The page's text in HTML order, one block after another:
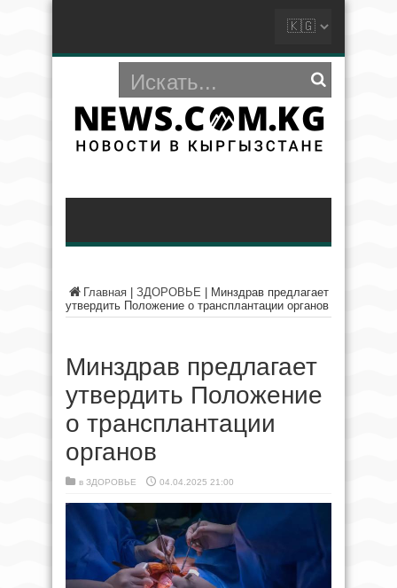
Главная ЗДОРОВЬЕ
Минздрав предлагает
утвердить Положение о трансплантации органов
Минздрав предлагает
утвердить Положение
о трансплантации
органов
в ЗДОРОВЬЕ 04.04.2025 21:00